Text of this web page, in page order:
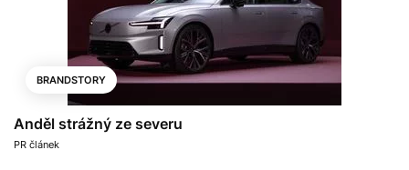
BRANDSTORY
Anděl strážný ze severu
PR článek